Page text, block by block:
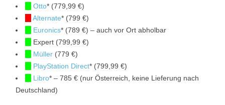
Otto* (779,99 €)
Alternate* (799 €)
Euronics* (789 €) – auch vor Ort abholbar
Expert (799,99 €)
Müller (779 €)
PlayStation Direct* (799,99 €)
Libro* – 785 € (nur Österreich, keine Lieferung nach
Deutschland)